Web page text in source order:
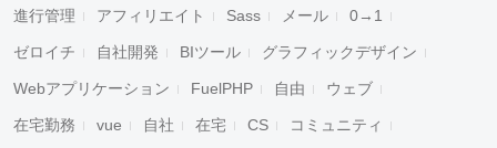
進行管理 アフィリエイト Sass メール 0→1
ゼロイチ 自社開発 BIツール グラフィックデザイン
Webアプリケーション FuelPHP 自由 ウェブ
在宅勤務 vue 自社 在宅 CS コミュニティ